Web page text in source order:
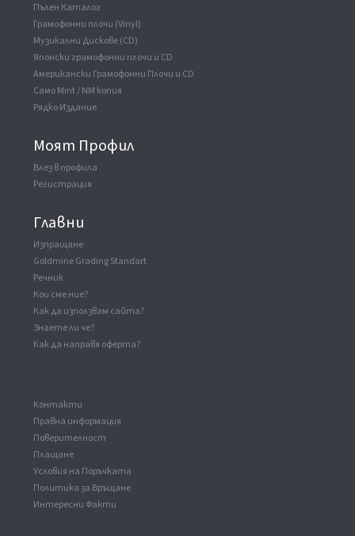
Пълен Каталог
Грамофонни плочи (Vinyl)
Музикални Дискове (CD)
Японски грамофонни плочи и CD
Американски Грамофонни Плочи и CD
Само Mint / NM копия
Рядко Издание
Моят Профил
Влез в профила
Регистрация
Главни
Изпращане
Goldmine Grading Standart
Речник
Кои сме ние?
Как да използвам сайта?
Знаете ли че?
Как да направя оферта?
Kонтакти
Правна информация
Поверителност
Плащане
Условия на Поръчката
Политика за Връщане
Интересни Факти